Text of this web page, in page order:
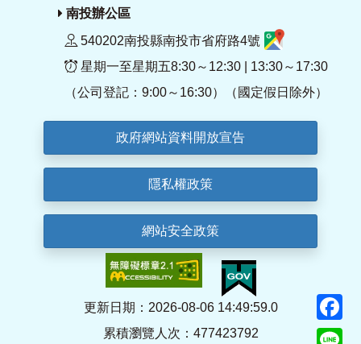
南投辦公區
540202南投縣南投市省府路4號
星期一至星期五8:30～12:30 | 13:30～17:30
（公司登記：9:00～16:30）（國定假日除外）
政府網站資料開放宣告
隱私權政策
網站安全政策
更新日期：2026-08-06 14:49:59.0
累積瀏覽人次：477423792